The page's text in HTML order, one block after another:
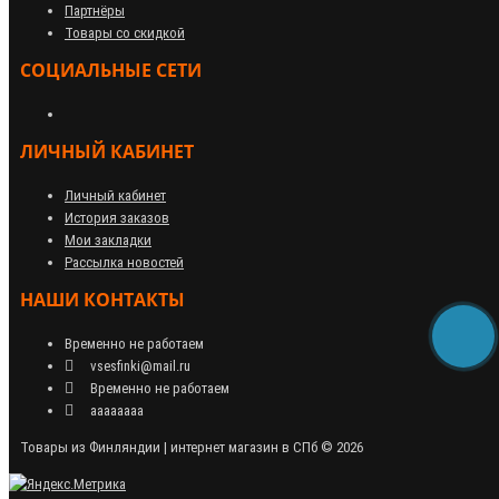
Партнёры
Товары со скидкой
СОЦИАЛЬНЫЕ СЕТИ
ЛИЧНЫЙ КАБИНЕТ
Личный кабинет
История заказов
Мои закладки
Рассылка новостей
НАШИ КОНТАКТЫ
Временно не работаем
vsesfinki@mail.ru
Временно не работаем
аааааааа
Товары из Финляндии | интернет магазин в СПб © 2026